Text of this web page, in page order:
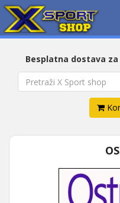
Besplatna dostava za